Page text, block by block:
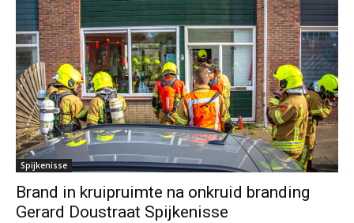
Spijkenisse
Brand in kruipruimte na onkruid branding
Gerard Doustraat Spijkenisse